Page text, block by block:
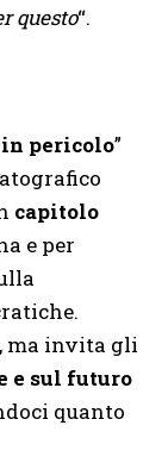
questo“.
in pericolo”
capitolo
e per
ma invita gli
e sul futuro
quanto